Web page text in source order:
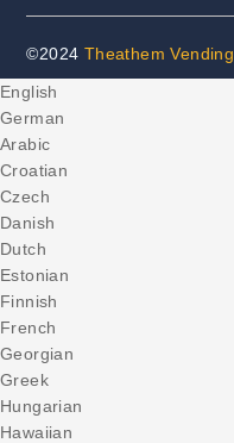
©2024 Theathem Vending
English
German
Arabic
Croatian
Czech
Danish
Dutch
Estonian
Finnish
French
Georgian
Greek
Hungarian
Hawaiian